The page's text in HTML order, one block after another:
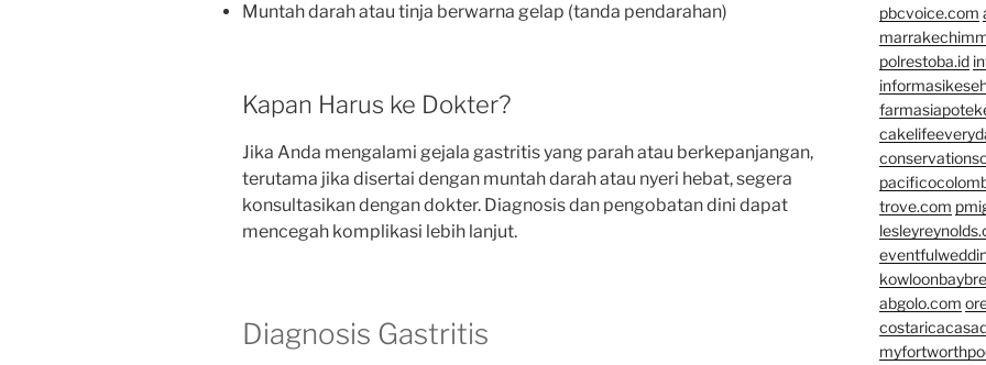
Muntah darah atau tinja berwarna gelap (tanda pendarahan)
Kapan Harus ke Dokter?
Jika Anda mengalami gejala gastritis yang parah atau berkepanjangan,
terutama jika disertai dengan muntah darah atau nyeri hebat, segera
konsultasikan dengan dokter. Diagnosis dan pengobatan dini dapat
mencegah komplikasi lebih lanjut.
Diagnosis Gastritis
pbcvoice.com
polrestoba.id
trove.com
abgolo.com